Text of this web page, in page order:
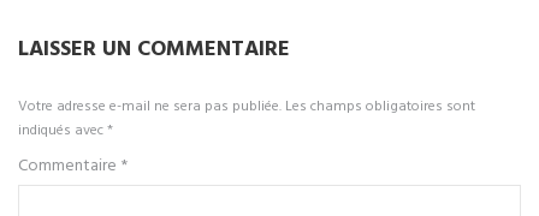
LAISSER UN COMMENTAIRE
Votre adresse e-mail ne sera pas publiée. Les champs obligatoires sont
indiqués avec*
Commentaire *